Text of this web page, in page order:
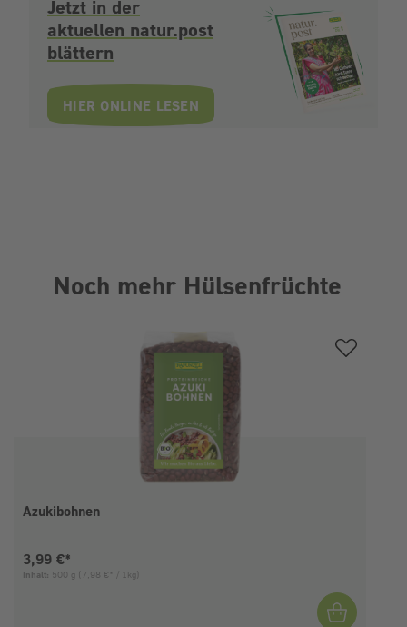
Jetzt in der
aktuellen natur.post
blättern
HIER ONLINE LESEN
Noch mehr Hülsenfrüchte
Azukibohnen
Aktueller Preis:
3,99 €*
Inhalt: 500 g (7,98 €* / 1kg)